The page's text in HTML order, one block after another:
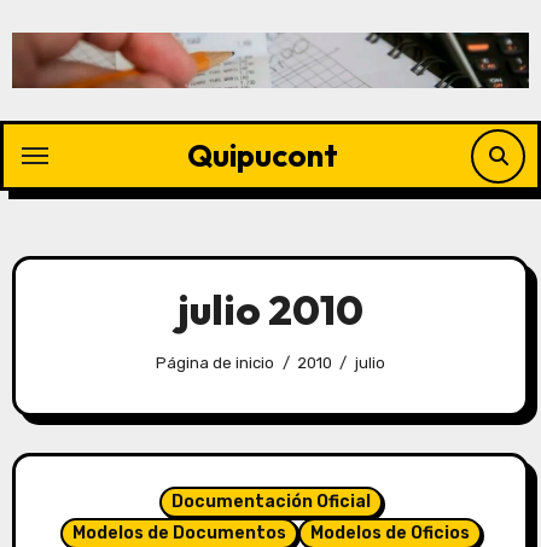
Quipucont
julio 2010
Página de inicio 2010 julio
Documentación Oficial
Modelos de Documentos
Modelos de Oficios